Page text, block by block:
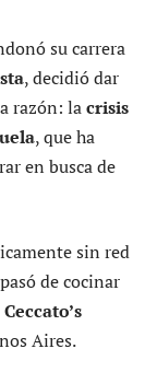
su carrera
, decidió dar
razón: lacrisis
, que ha
en busca de
sin red
de cocinar
Ceccato’s
Aires.